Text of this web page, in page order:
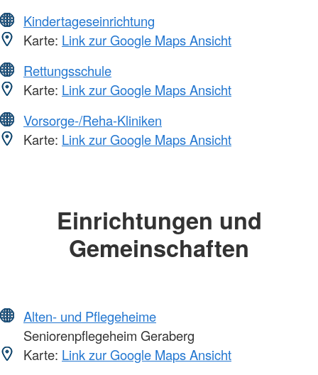
Kindertageseinrichtung
Karte: Link zur Google Maps Ansicht
Rettungsschule
Karte: Link zur Google Maps Ansicht
Vorsorge-/Reha-Kliniken
Karte: Link zur Google Maps Ansicht
Einrichtungen und
Gemeinschaften
Alten- und Pflegeheime
Seniorenpflegeheim Geraberg
Karte: Link zur Google Maps Ansicht